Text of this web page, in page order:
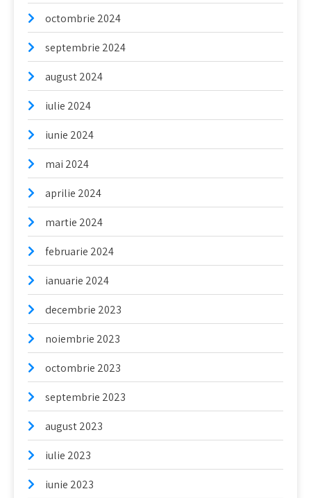
octombrie 2024
septembrie 2024
august 2024
iulie 2024
iunie 2024
mai 2024
aprilie 2024
martie 2024
februarie 2024
ianuarie 2024
decembrie 2023
noiembrie 2023
octombrie 2023
septembrie 2023
august 2023
iulie 2023
iunie 2023